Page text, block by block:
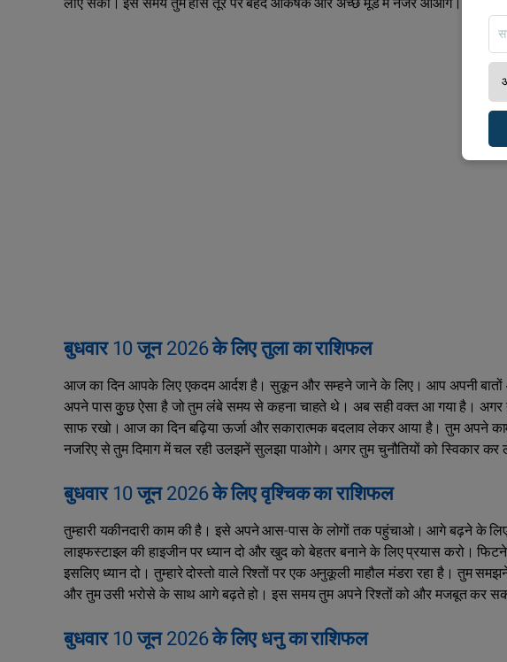
बुधवार 10 जून 2026 के लिए तुला का राशिफल
आज का दिन आपके लिए एकदम आर्दश है। सुकून और सम्हने जाने के लिए। आप अपनी
अपने पास कुुछ ऐसा है जो तुम लंंबे समय से कहना चाहते थे। अब सही वक्त आ गया है। अगर
साफ रखो। आज का दिन बढ़िया ऊर्जा और सकारात्मक बदलाव लेकर आया है। तुम अपने
नजरिए से तुम दिमाग में चल रही उलझनें सुलझा पाओगे। अगर तुम चुनौतियों को स्विकार कर
बुधवार 10 जून 2026 के लिए वृश्चिक का राशिफल
तुम्हारी यकीनदारी काम की है। इसे अपने आस-पास के लोगों तक पहुंचाओ। आगे बढ़ने के लिए
लाइफस्टाइल की हाइजीन पर ध्यान दो और खुद को बेहतर बनाने के लिए प्रयास करो।
इसलिए ध्यान दो। तुम्हारे दोस्तो वाले रिश्तों पर एक अनुकूली माहौल मंडरा रहा है।
और तुम उसी भरोसे के साथ आगे बढ़ते हो। इस समय तुम अपने रिश्तों को और मजबूत कर
बुधवार 10 जून 2026 के लिए धनु का राशिफल